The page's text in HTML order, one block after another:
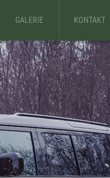
GALERIE KONTAKT